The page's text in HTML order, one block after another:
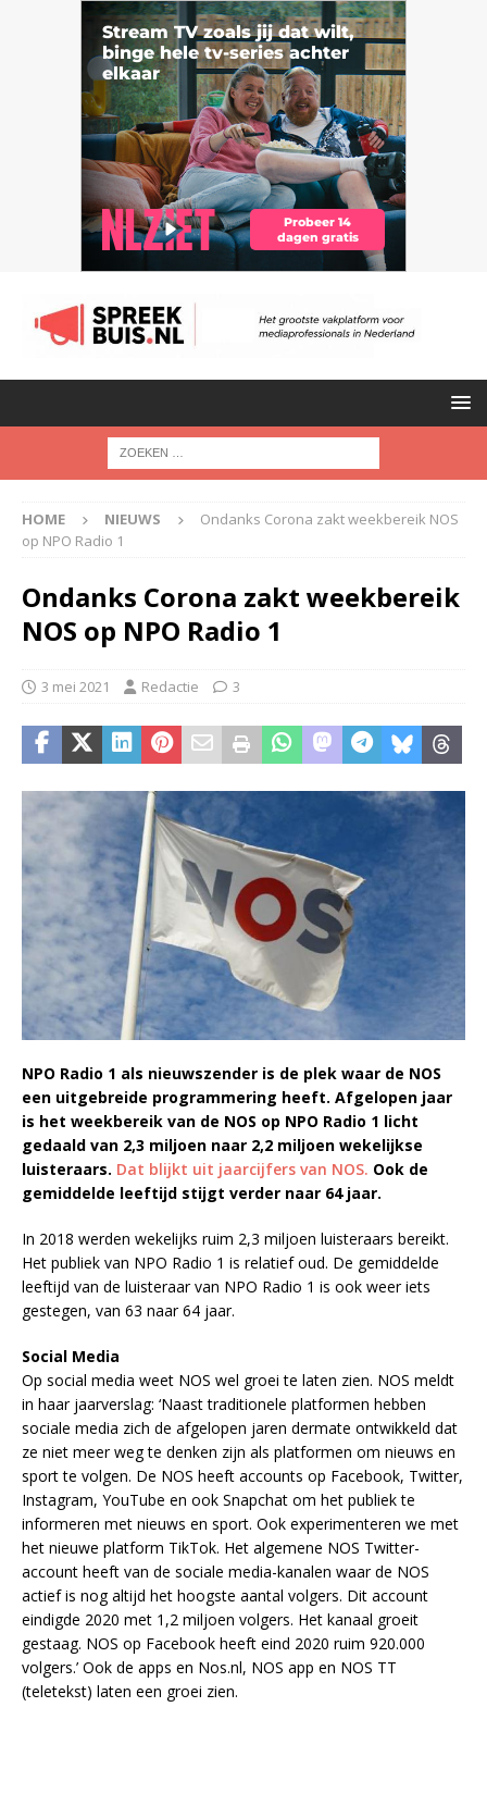
HOME NIEUWS
Ondanks Corona zakt weekbereik NOS
op NPO Radio 1
Ondanks Corona zakt weekbereik
NOS op NPO Radio 1
3 mei 2021 Redactie 3
NPO Radio 1 als nieuwszender is de plek waar de NOS
een uitgebreide programmering heeft. Afgelopen jaar
is het weekbereik van de NOS op NPO Radio 1 licht
gedaald van 2,3 miljoen naar 2,2 miljoen wekelijkse
luisteraars. Dat blijkt uit jaarcijfers van NOS. Ook de
gemiddelde leeftijd stijgt verder naar 64 jaar.
In 2018 werden wekelijks ruim 2,3 miljoen luisteraars bereikt.
Het publiek van NPO Radio 1 is relatief oud. De gemiddelde
leeftijd van de luisteraar van NPO Radio 1 is ook weer iets
gestegen, van 63 naar 64 jaar.
Social Media
Op social media weet NOS wel groei te laten zien. NOS meldt
in haar jaarverslag: ‘Naast traditionele platformen hebben
sociale media zich de afgelopen jaren dermate ontwikkeld dat
ze niet meer weg te denken zijn als platformen om nieuws en
sport te volgen. De NOS heeft accounts op Facebook, Twitter,
Instagram, YouTube en ook Snapchat om het publiek te
informeren met nieuws en sport. Ook experimenteren we met
het nieuwe platform TikTok. Het algemene NOS Twitter-
account heeft van de sociale media-kanalen waar de NOS
actief is nog altijd het hoogste aantal volgers. Dit account
eindigde 2020 met 1,2 miljoen volgers. Het kanaal groeit
gestaag. NOS op Facebook heeft eind 2020 ruim 920.000
volgers.’ Ook de apps en Nos.nl, NOS app en NOS TT
(teletekst) laten een groei zien.